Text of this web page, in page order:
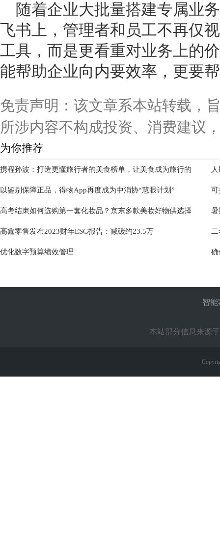
随着企业大批量搭建专属业
飞书上，管理者和员工不再仅
工具，而是更看重对业务上的
能帮助企业向内要效率，更要
免责声明：该文章系本站转载，
所涉内容不构成投资、消费建议
为你推荐
携程孙波：打造更懂旅行者的美食榜单，让美食成为旅行的
以鉴别保障正品，得物App再度成为中消协“慧眼计划” 可
高考结束如何选购第一套化妆品？京东多款美妆好物供选择 暑
高鑫零售发布2023财年ESG报告：减碳约23.5万
优化数字预算绩效管理 确
智能
本站部分信息来源